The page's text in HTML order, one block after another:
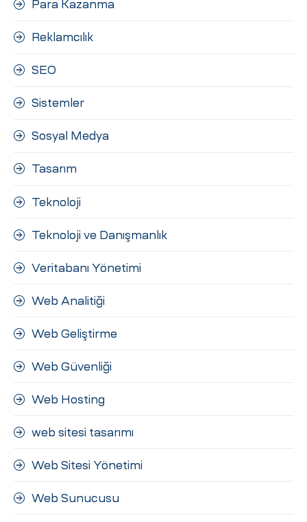
Para Kazanma
Reklamcılık
SEO
Sistemler
Sosyal Medya
Tasarım
Teknoloji
Teknoloji ve Danışmanlık
Veritabanı Yönetimi
Web Analitiği
Web Geliştirme
Web Güvenliği
Web Hosting
web sitesi tasarımı
Web Sitesi Yönetimi
Web Sunucusu